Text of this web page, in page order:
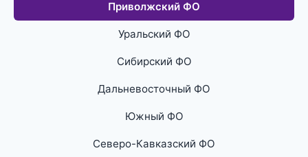
Приволжский ФО
Уральский ФО
Сибирский ФО
Дальневосточный ФО
Южный ФО
Северо-Кавказский ФО